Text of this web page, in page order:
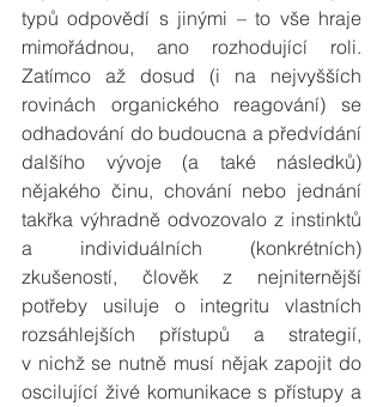
typů odpovědí s jinými – to vše hraje
mimořádnou, ano rozhodující roli.
Zatímco až dosud (i na nejvyšších
rovinách organického reagování) se
odhadování do budoucna a předvídání
dalšího vývoje (a také následků)
nějakého činu, chování nebo jednání
takřka výhradně odvozovalo z instinktů
a individuálních (konkrétních)
zkušeností, člověk z nejniternější
potřeby usiluje o integritu vlastních
rozsáhlejších přístupů a strategií,
v nichž se nutně musí nějak zapojit do
oscilující živé komunikace s přístupy a